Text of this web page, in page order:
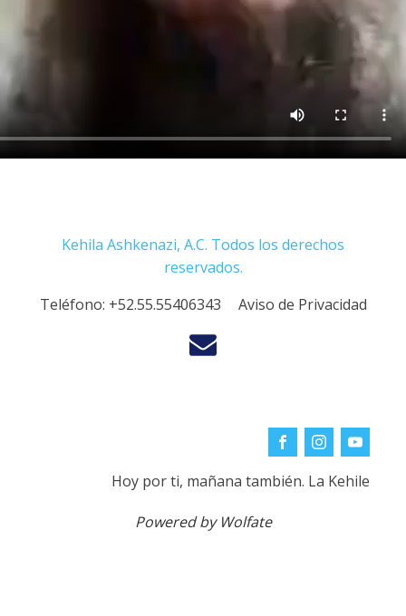
Kehila Ashkenazi, A.C. Todos los derechos
reservados.
Teléfono: +52.55.55406343 Aviso de Privacidad
Hoy por ti, mañana también. La Kehile
Powered by Wolfate